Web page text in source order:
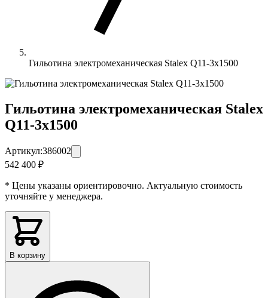
Гильотина электромеханическая Stalex Q11-3x1500
Гильотина электромеханическая Stalex
Q11-3x1500
Артикул:386002
542 400 ₽
* Цены указаны ориентировочно. Актуальную стоимость
уточняйте у менеджера.
В корзину